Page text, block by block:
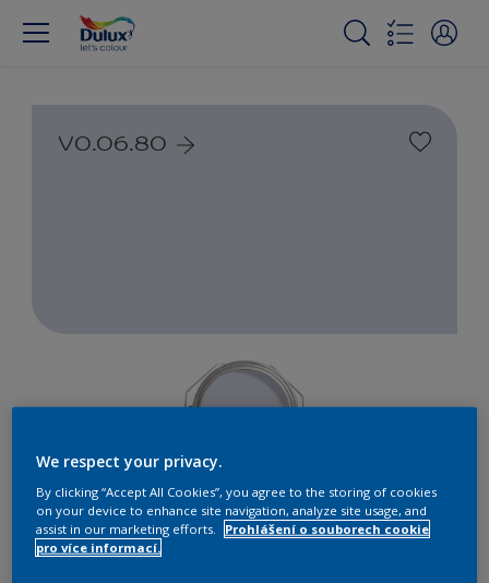
V0.06.80
Najít výrobek v tomto odstínu
We respect your privacy.
By clicking “Accept All Cookies”, you agree to the storing of cookies
on your device to enhance site navigation, analyze site usage, and
assist in our marketing efforts.
Prohlášení o souborech cookie
pro více informací.